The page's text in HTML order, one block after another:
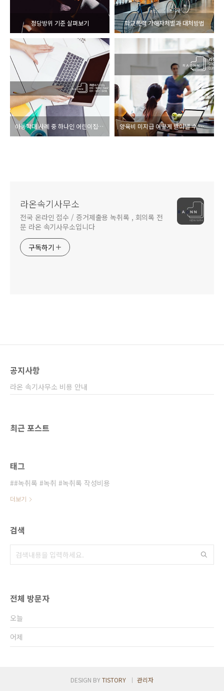
정당방위 기준 살펴보기 학교폭력 가해자처벌과 대처방법
아동학대 사례 중 하나인 어린이집 폭력 양육비 미지급 어떻게 받아낼 수 있을까요?
라온속기사무소
전국 온라인 접수 / 증거제출용 녹취록 , 회의록 전
문 라온 속기사무소입니다
구독하기
공지사항
라온 속기사무소 비용 안내
최근 포스트
태그
#녹취록 #녹취 #녹취록 작성비용
더보기
검색
전체 방문자
오늘
어제
DESIGN BYTISTORY 관리자